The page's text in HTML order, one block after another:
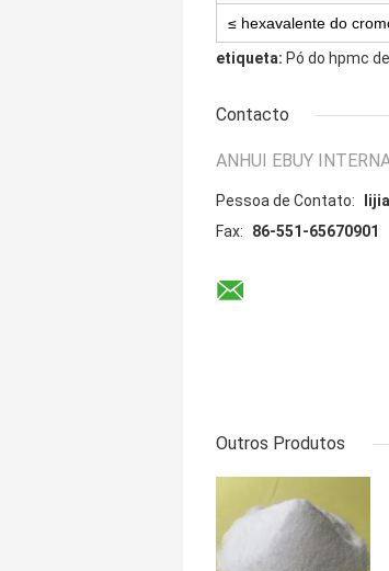
≤ hexavalente do
etiqueta: Pó do hpmc
Contacto
ANHUI EBUY
Pessoa de Contato:
lijia
Fax:
86-551-65670901
Outros Produtos